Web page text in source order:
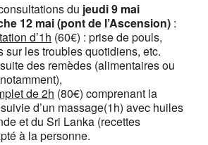
website? OK
du jeudi 9 mai
12 mai (pont de l’Ascension) :
d’1h (60€) : prise de pouls,
sur les troubles quotidiens, etc.
des remèdes (alimentaires ou
de 2h (80€) comprenant la
d’un massage(1h) avec huiles
et du Sri Lanka (recettes
à la personne.